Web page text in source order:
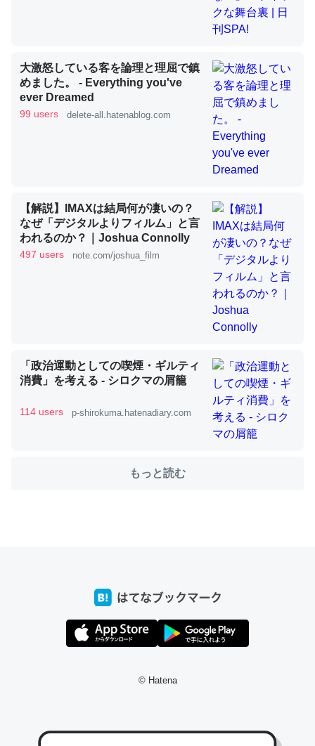
利だから両方が拮抗してるのでは」とあって面白い。海に
いる鋏角類（カブトガニ・ウミグモ）はカルシウムを使わ
─ニュース :: 【研究発表】昆虫学の大問題＝「昆虫はなぜ海にいな
いのか」に関する新仮説
これを元に考えるとカルシウムを大量に使う脊椎動物と貝
─ニュース :: 【研究発表】昆虫学の大問題＝「昆虫はなぜ海にいな
いのか」に関する新仮説
ウチもEchoを実家に置いて４年。でたまに覗いてる。ぼ
ちぼちRingも置こうかと画策中。あと、Googleマップで
これ見て生きてるなって分かる。
─たまにLINEするくらいだった遠方の父67歳と僕。ITツール導入で
コミュニケーションが劇的に変化した｜tayorini by LIFULL介護
たいなのでネット環境作ったけどAlexaしか使わないので
大激怒している客を論理と理屈で鎮
めました。 - Everything you've
ever Dreamed
99 users delete-all.hatenablog.com
【解説】IMAXは結局何が凄いの？
なぜ「デジタルよりフィルム」と言
われるのか？｜Joshua Connolly
497 users note.com/joshua_film
「政治運動としての喫煙・ギルティ
消費」を考える - シロクマの屑籠
114 users p-shirokuma.hatenadiary.com
もっと読む
© Hatena